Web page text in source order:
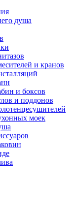
душа
и кранов
и боксов
и поддонов
моек